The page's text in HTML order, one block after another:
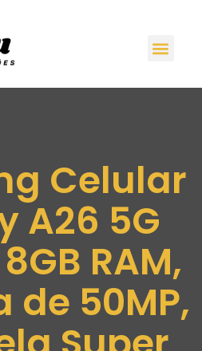
Celular
A26 5G
RAM,
de 50MP,